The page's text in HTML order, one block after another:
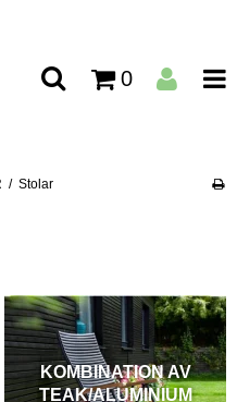
0
/ Stolar
KOMBINATION AV
TEAK/ALUMINIUM